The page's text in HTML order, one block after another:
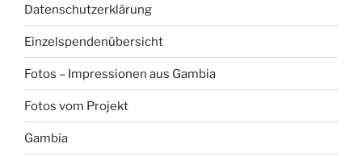
Datenschutzerklärung
Einzelspendenübersicht
Fotos – Impressionen aus Gambia
Fotos vom Projekt
Gambia